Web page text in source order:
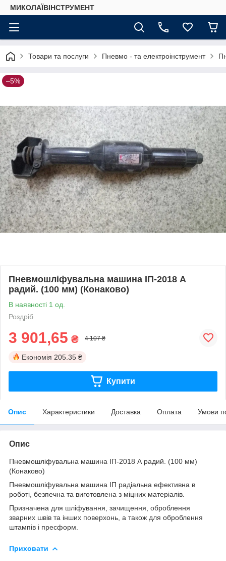
МИКОЛАЇВІНСТРУМЕНТ
Товари та послуги Пневмо - та електроінструмент
–5%
Пневмошліфувальна машина ІП-2018 А
радий. (100 мм) (Конаково)
В наявності 1 од.
Роздріб
3 901,65 ₴ 4 107 ₴
Економія 205.35 ₴
Купити
Опис Характеристики Доставка Оплата Умови
Опис
Пневмошліфувальна машина ІП-2018 А радий. (100 мм)
(Конаково)
Пневмошліфувальна машина ІП радіальна ефективна в
роботі, безпечна та виготовлена з міцних матеріалів.
Призначена для шліфування, зачищення, оброблення
зварних швів та інших поверхонь, а також для оброблення
штампів і пресформ.
Приховати